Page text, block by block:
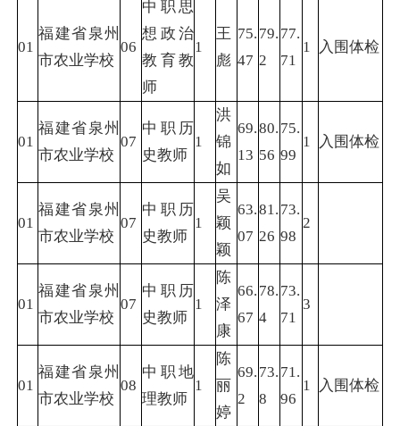
01
福建省泉州
市农业学校
06
中职思
想政治
教育教
师
1
王
彪
75.
47
79.
2
77.
71
1 入围体检
01
福建省泉州
市农业学校
07
中职历
史教师
1
洪
锦
如
69.
13
80.
56
75.
99
1 入围体检
01
福建省泉州
市农业学校
07
中职历
史教师
1
吴
颖
颖
63.
07
81.
26
73.
98
2
01
福建省泉州
市农业学校
07
中职历
史教师
1
陈
泽
康
66.
67
78.
4
73.
71
3
01
福建省泉州
市农业学校
08
中职地
理教师
1
陈
丽
婷
69.
2
73.
8
71.
96
1 入围体检